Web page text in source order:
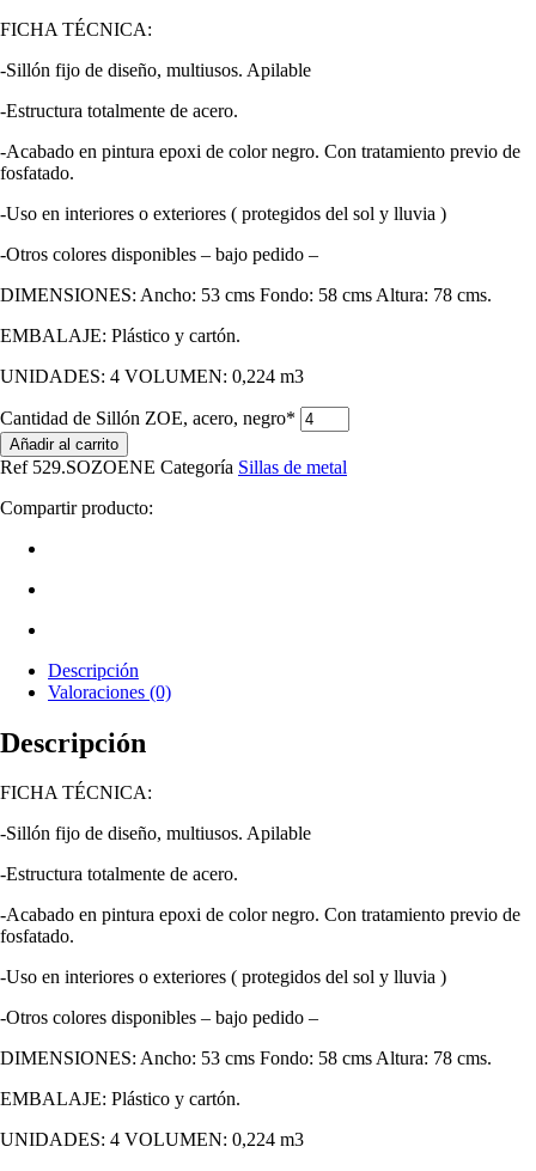
FICHA TÉCNICA:
-Sillón fijo de diseño, multiusos. Apilable
-Estructura totalmente de acero.
-Acabado en pintura epoxi de color negro. Con tratamiento previo de
fosfatado.
-Uso en interiores o exteriores ( protegidos del sol y lluvia )
-Otros colores disponibles – bajo pedido –
DIMENSIONES: Ancho: 53 cms Fondo: 58 cms Altura: 78 cms.
EMBALAJE: Plástico y cartón.
UNIDADES: 4 VOLUMEN: 0,224 m3
Cantidad de Sillón ZOE, acero, negro*
Añadir al carrito
Ref 529.SOZOENE Categoría Sillas de metal
Compartir producto:
Descripción
Valoraciones (0)
Descripción
FICHA TÉCNICA:
-Sillón fijo de diseño, multiusos. Apilable
-Estructura totalmente de acero.
-Acabado en pintura epoxi de color negro. Con tratamiento previo de
fosfatado.
-Uso en interiores o exteriores ( protegidos del sol y lluvia )
-Otros colores disponibles – bajo pedido –
DIMENSIONES: Ancho: 53 cms Fondo: 58 cms Altura: 78 cms.
EMBALAJE: Plástico y cartón.
UNIDADES: 4 VOLUMEN: 0,224 m3